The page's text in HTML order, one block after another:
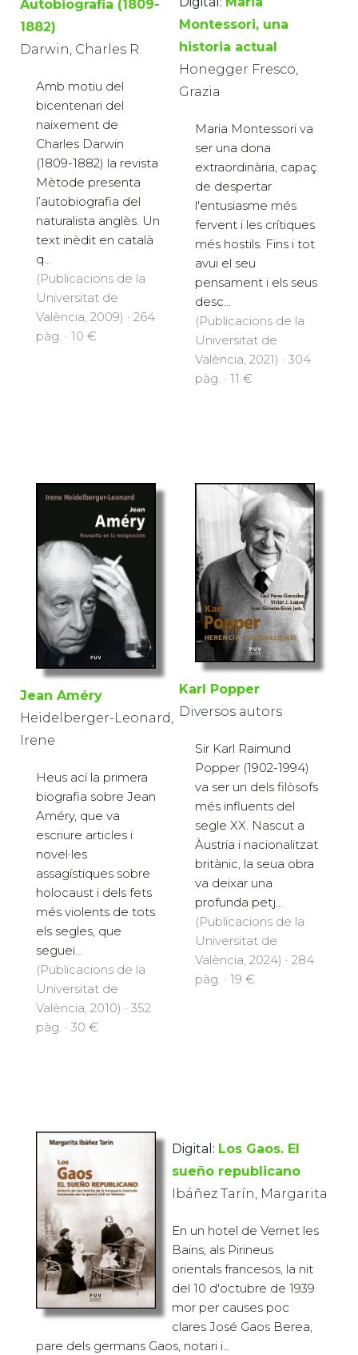
Autobiografia (1809-
1882)
Darwin, Charles R.
Amb motiu del
bicentenari del
naixement de
Charles Darwin
(1809-1882) la revista
Mètode presenta
l’autobiografia del
naturalista anglès. Un
text inèdit en català
q...
(Publicacions de la
Universitat de
València, 2009) · 264
pàg. · 10 €
Montessori, una
historia actual
Honegger Fresco,
Grazia
Maria Montessori va
ser una dona
extraordinària, capaç
de despertar
l'entusiasme més
fervent i les crítiques
més hostils. Fins i tot
avui el seu
pensament i els seus
desc...
(Publicacions de la
Universitat de
València, 2021) · 304
pàg. · 11 €
Jean Améry
Heidelberger-Leonard,
Irene
Heus ací la primera
biografia sobre Jean
Améry, que va
escriure articles i
novel·les
assagístiques sobre
holocaust i dels fets
més violents de tots
els segles, que
seguei...
(Publicacions de la
Universitat de
València, 2010) · 352
pàg. · 30 €
Karl Popper
Diversos autors
Sir Karl Raimund
Popper (1902-1994)
va ser un dels filòsofs
més influents del
segle XX. Nascut a
Àustria i nacionalitzat
britànic, la seua obra
va deixar una
profunda petj...
(Publicacions de la
Universitat de
València, 2024) · 284
pàg. · 19 €
Digital: Los Gaos. El
sueño republicano
Ibáñez Tarín, Margarita
En un hotel de Vernet les
Bains, als Pirineus
orientals francesos, la nit
del 10 d'octubre de 1939
mor per causes poc
clares José Gaos Berea,
pare dels germans Gaos, notari i...